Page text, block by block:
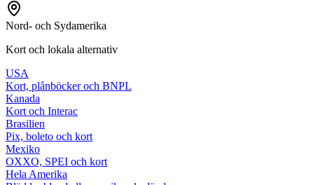
Nord- och Sydamerika
Kort och lokala alternativ
USA
Kort, plånböcker och BNPL
Kanada
Kort och Interac
Brasilien
Pix, boleto och kort
Mexiko
OXXO, SPEI och kort
Hela Amerika